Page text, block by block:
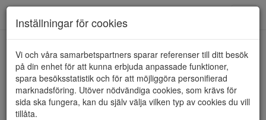
HEM ROHDE
Inställningar för cookies
Vi och våra samarbetspartners sparar referenser till ditt besök
på din enhet för att kunna erbjuda anpassade funktioner,
spara besöksstatistik och för att möjliggöra personifierad
marknadsföring. Utöver nödvändiga cookies, som krävs för
sida ska fungera, kan du själv välja vilken typ av cookies du vill
tillåta.